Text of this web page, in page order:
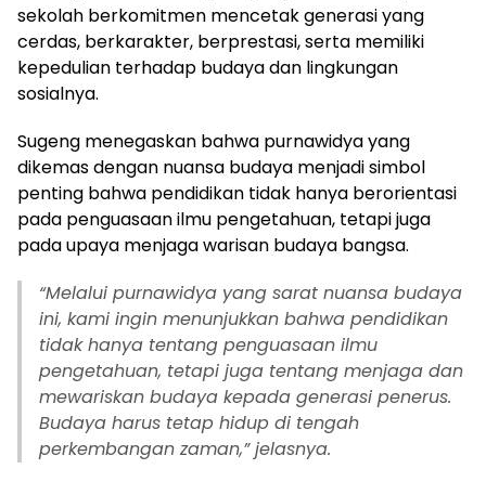
sekolah berkomitmen mencetak generasi yang
cerdas, berkarakter, berprestasi, serta memiliki
kepedulian terhadap budaya dan lingkungan
sosialnya.
Sugeng menegaskan bahwa purnawidya yang
dikemas dengan nuansa budaya menjadi simbol
penting bahwa pendidikan tidak hanya berorientasi
pada penguasaan ilmu pengetahuan, tetapi juga
pada upaya menjaga warisan budaya bangsa.
“Melalui purnawidya yang sarat nuansa budaya
ini, kami ingin menunjukkan bahwa pendidikan
tidak hanya tentang penguasaan ilmu
pengetahuan, tetapi juga tentang menjaga dan
mewariskan budaya kepada generasi penerus.
Budaya harus tetap hidup di tengah
perkembangan zaman,” jelasnya.